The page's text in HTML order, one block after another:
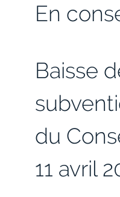
En
Baisse
du
11 avril